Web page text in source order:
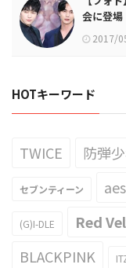
会に登場
2017/
HOTキーワード
TWICE 防弾
セブンティーン
(G)I-DLE Red
BLACKPINK